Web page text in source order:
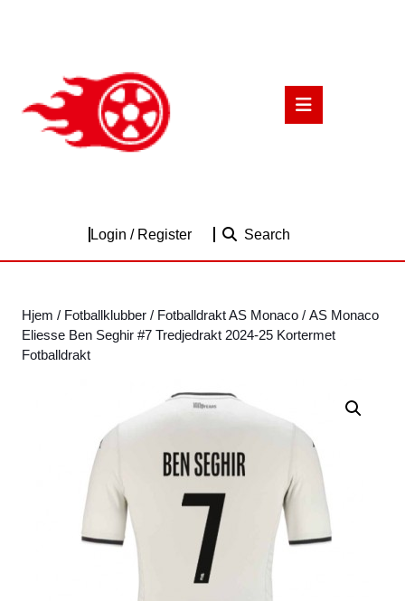
Login / RegisterLogin
Search
Hjem / Fotballklubber / Fotballdrakt AS Monaco / AS Monaco
Eliesse Ben Seghir #7 Tredjedrakt 2024-25 Kortermet
Fotballdrakt